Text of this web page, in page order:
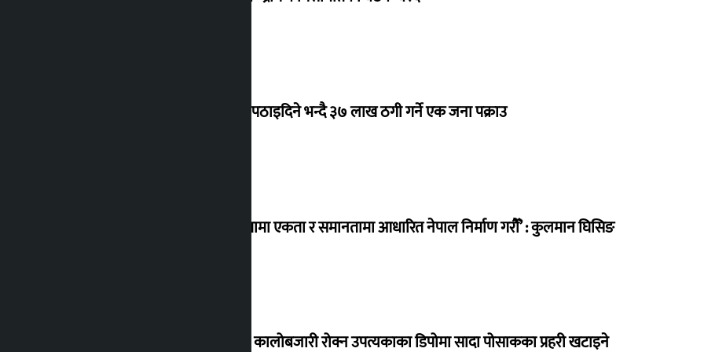
क्यानडा पठाइदिने भन्दै ३७ लाख ठगी गर्ने एक जना पक्राउ
‘विविधतामा एकता र समानतामा आधारित नेपाल निर्माण गरौँ’ : कुलमान घिसिङ
ग्यासको कालोबजारी रोक्न उपत्यकाका डिपोमा सादा पोसाकका प्रहरी खटाइने